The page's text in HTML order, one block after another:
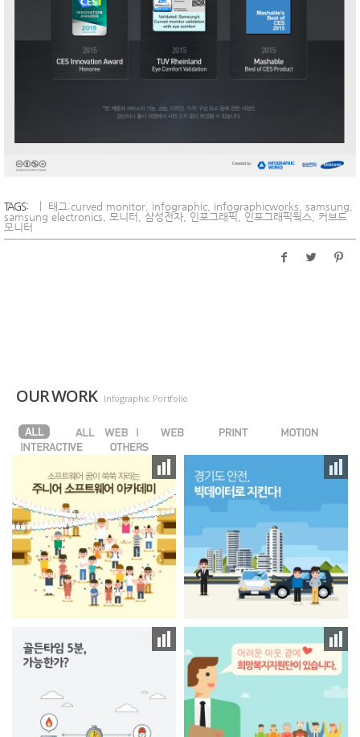
TAGS: 태그:curved monitor infographic infographicworks samsung
samsung electronics 모니터 삼성전자 인포그래픽 인포그래픽웍스 커브드
모니터
OUR WORK Infographic Portfolio